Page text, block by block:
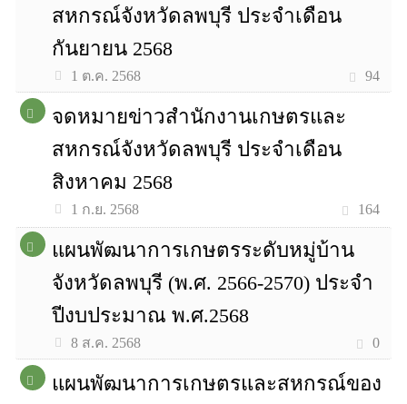
สหกรณ์จังหวัดลพบุรี ประจำเดือน
กันยายน 2568
1 ต.ค. 2568 94
จดหมายข่าวสำนักงานเกษตรและ
สหกรณ์จังหวัดลพบุรี ประจำเดือน
สิงหาคม 2568
1 ก.ย. 2568 164
แผนพัฒนาการเกษตรระดับหมู่บ้าน
จังหวัดลพบุรี (พ.ศ. 2566-2570) ประจำ
ปีงบประมาณ พ.ศ.2568
8 ส.ค. 2568 0
แผนพัฒนาการเกษตรและสหกรณ์ของ